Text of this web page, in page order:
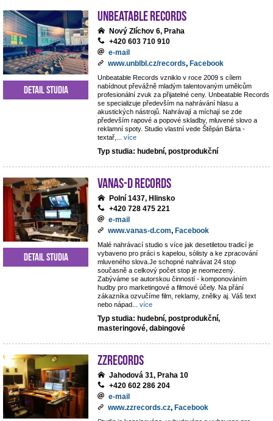
Unbeatable Records
Nový Zlíchov 6, Praha
+420 603 710 910
e-mail
www.unblbl.cz/records, Facebook
Unbeatable Records vzniklo v roce 2009 s cílem
nabídnout převážně mladým talentovaným umělcům
profesionální zvuk za přijatelné ceny. Unbeatable Records
se specializuje především na nahrávání hlasu a
akustických nástrojů. Nahrávají a míchají se zde
především rapové a popové skladby, mluvené slovo a
reklamní spoty. Studio vlastní vede Štěpán Bárta -
textař,
více
Typ studia: hudební, postprodukční
Detail studia
VANAS-D Records
Polní 1437, Hlinsko
+420 728 475 221
e-mail
www.vanas-d.com, Facebook
Malé nahrávací studio s více jak desetiletou tradicí je
vybaveno pro práci s kapelou, sólisty a ke zpracování
mluveného slova.Je schopné nahrávat 24 stop
současně a celkový počet stop je neomezený.
Zabýváme se autorskou činností - komponováním
hudby pro marketingové a filmové účely. Na přání
zákazníka ozvučíme film, reklamy, znělky aj. Váš text
nebo nápad
více
Typ studia: hudební, postprodukční,
masteringové, dabingové
Detail studia
ZZrecords
Jahodová 31, Praha 10
+420 602 286 204
e-mail
www.zzrecords.cz, Facebook